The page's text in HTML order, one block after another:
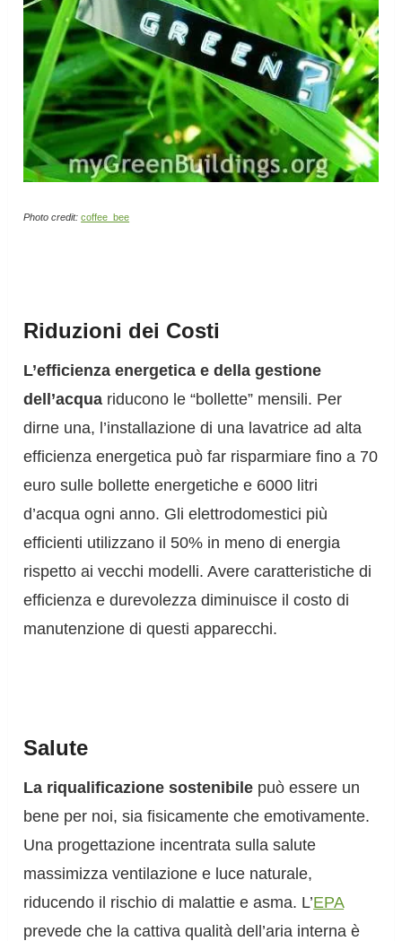
Photo credit: coffee_bee
Riduzioni dei Costi
L’efficienza energetica e della gestione
dell’acqua riducono le “bollette” mensili. Per
dirne una, l’installazione di una lavatrice ad alta
efficienza energetica può far risparmiare fino a 70
euro sulle bollette energetiche e 6000 litri
d’acqua ogni anno. Gli elettrodomestici più
efficienti utilizzano il 50% in meno di energia
rispetto ai vecchi modelli. Avere caratteristiche di
efficienza e durevolezza diminuisce il costo di
manutenzione di questi apparecchi.
Salute
La riqualificazione sostenibile può essere un
bene per noi, sia fisicamente che emotivamente.
Una progettazione incentrata sulla salute
massimizza ventilazione e luce naturale,
riducendo il rischio di malattie e asma. L’EPA
prevede che la cattiva qualità dell’aria interna è